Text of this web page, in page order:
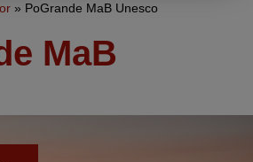
» PoGrande MaB Unesco
MaB